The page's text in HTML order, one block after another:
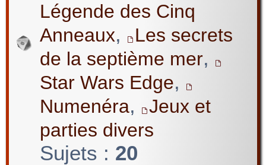
Légende des Cinq
Anneaux,
Les secrets
de la septième mer,
Star Wars Edge,
Numenéra,
Jeux et
parties divers
Sujets : 20